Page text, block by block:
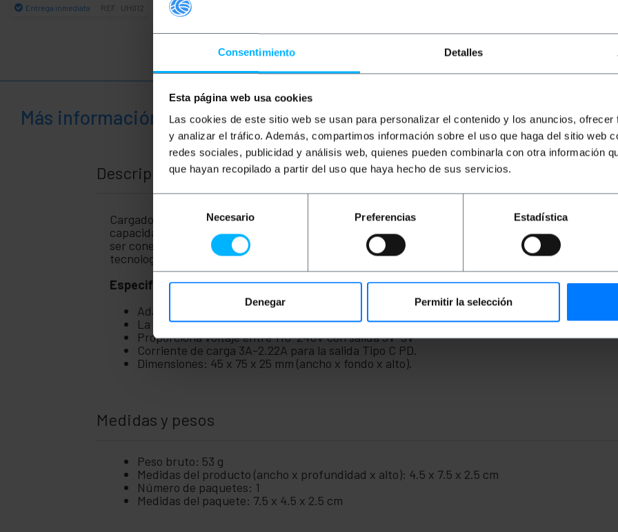
Consentimiento Detalles
Esta página web usa cookies
Las cookies de este sitio web se usan para personalizar el contenido y los anuncios,
y analizar el tráfico. Además, compartimos información sobre el uso que haga del sitio web
redes sociales, publicidad y análisis web, quienes pueden combinarla con otra información
que hayan recopilado a partir del uso que haya hecho de sus servicios.
de
consentimiento
Necesario Preferencias Estadística
Denegar Permitir la selección
Entrega inmediata REF: UH012 Entrega inmediata
Más información
Descripción
Cargador rápido enchufable USB Tipo C con Power Delivery es un dispositivo que se conecta a
capacidad de cargar dispositivos electrónicos de manera más rápida que los cargadores
ser conectado a un puerto USB Tipo C, que es un estándar de conectividad universal para
tecnología Power Delivery
Especificaciones
Adaptador de pared blanco salida USB Tipo C Quick Charge (QC).
La carga rápida proporciona que los cables USB Tipo C (no incluidos) entreguen una mayor
Proporciona voltaje entre 110-240V con salida 5V-9V
Corriente de carga 3A-2.22A para la salida Tipo C PD.
Dimensiones: 45 x 75 x 25 mm (ancho x fondo x alto).
Medidas y pesos
Peso bruto: 53 g
Medidas del producto (ancho x profundidad x alto): 4.5 x 7.5 x 2.5 cm
Número de paquetes: 1
Medidas del paquete: 7.5 x 4.5 x 2.5 cm